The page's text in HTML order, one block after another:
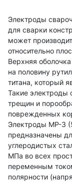
Электроды
для сварки
может
относительно
Верхняя
на половину
титана, который
Такие электроды
трещин и
поврежденных
Электроды МР-3
предназначены
углеродистых
МПа во всех
переменным
полярности